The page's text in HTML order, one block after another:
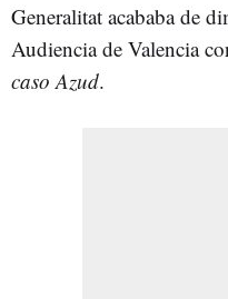
Generalitat acababa de
Audiencia de Valencia
caso Azud.